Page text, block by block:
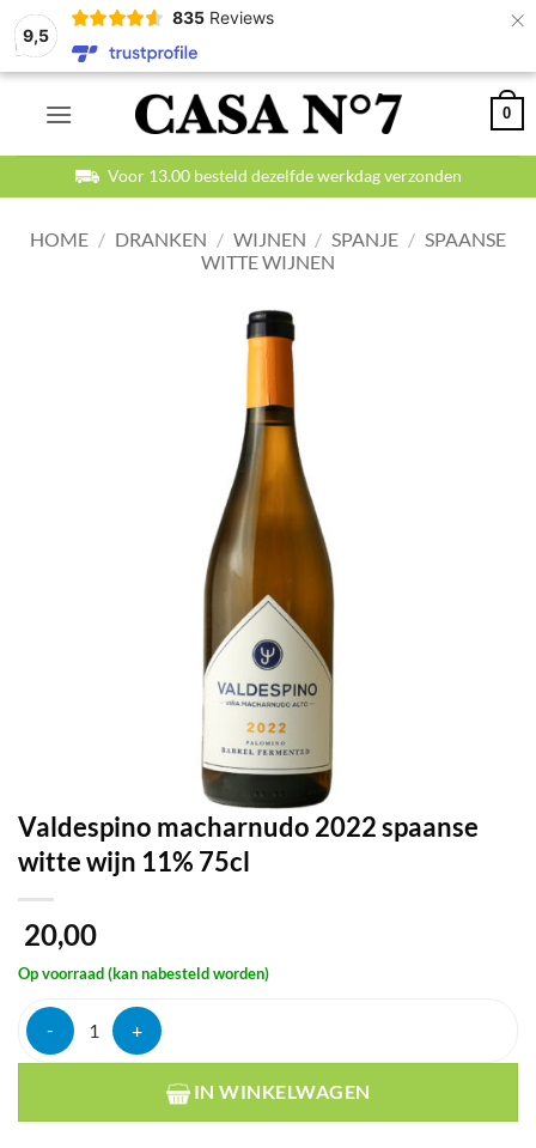
9,5
835 Reviews ×
Ga
0
Voor 13.00 besteld dezelfde werkdag verzonden
HOME / DRANKEN / WIJNEN / SPANJE / SPAANSE
WITTE WIJNEN
Valdespino macharnudo 2022 spaanse
witte wijn 11% 75cl
20,00
Op voorraad (kan nabesteld worden)
Valdespino macharnudo 2022 spaanse witte wijn 11% 75cl aantal
IN WINKELWAGEN